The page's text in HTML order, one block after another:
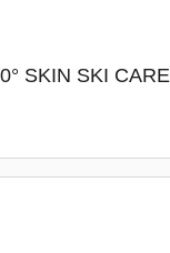
SKIN SKI CARE